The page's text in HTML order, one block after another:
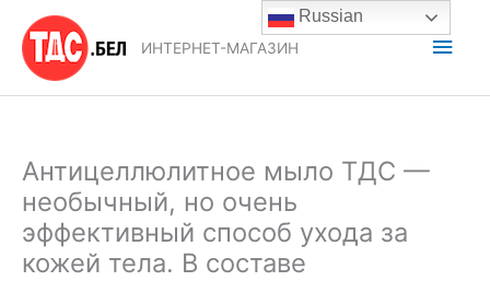
содержимому
ИНТЕРНЕТ-МАГАЗИН
Антицеллюлитное мыло ТДС —
необычный, но очень
эффективный способ ухода за
кожей тела. В составе
Russian